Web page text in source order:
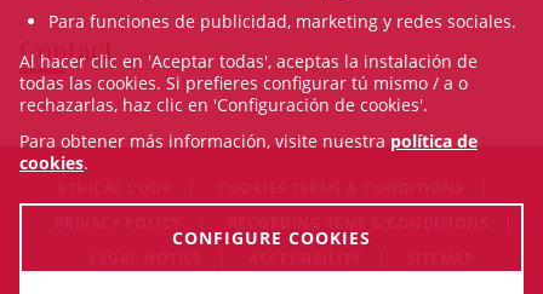
Contact
Para funciones de publicidad, marketing y redes sociales.
Al hacer clic en 'Aceptar todas', aceptas la instalación de
todas las cookies. Si prefieres configurar tú mismo / a o
rechazarlas, haz clic en 'Configuración de cookies'.
Para obtener más información, visite nuestra política de
cookies.
CONFIGURE COOKIES